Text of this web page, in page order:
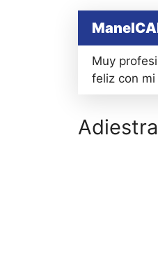
Muy
feliz con